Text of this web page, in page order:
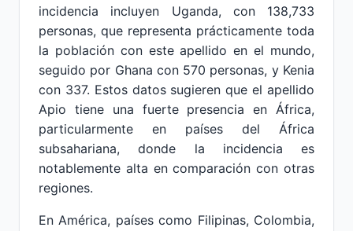
incidencia incluyen Uganda, con 138,733
personas, que representa prácticamente toda
la población con este apellido en el mundo,
seguido por Ghana con 570 personas, y Kenia
con 337. Estos datos sugieren que el apellido
Apio tiene una fuerte presencia en África,
particularmente en países del África
subsahariana, donde la incidencia es
notablemente alta en comparación con otras
regiones.
En América, países como Filipinas, Colombia,